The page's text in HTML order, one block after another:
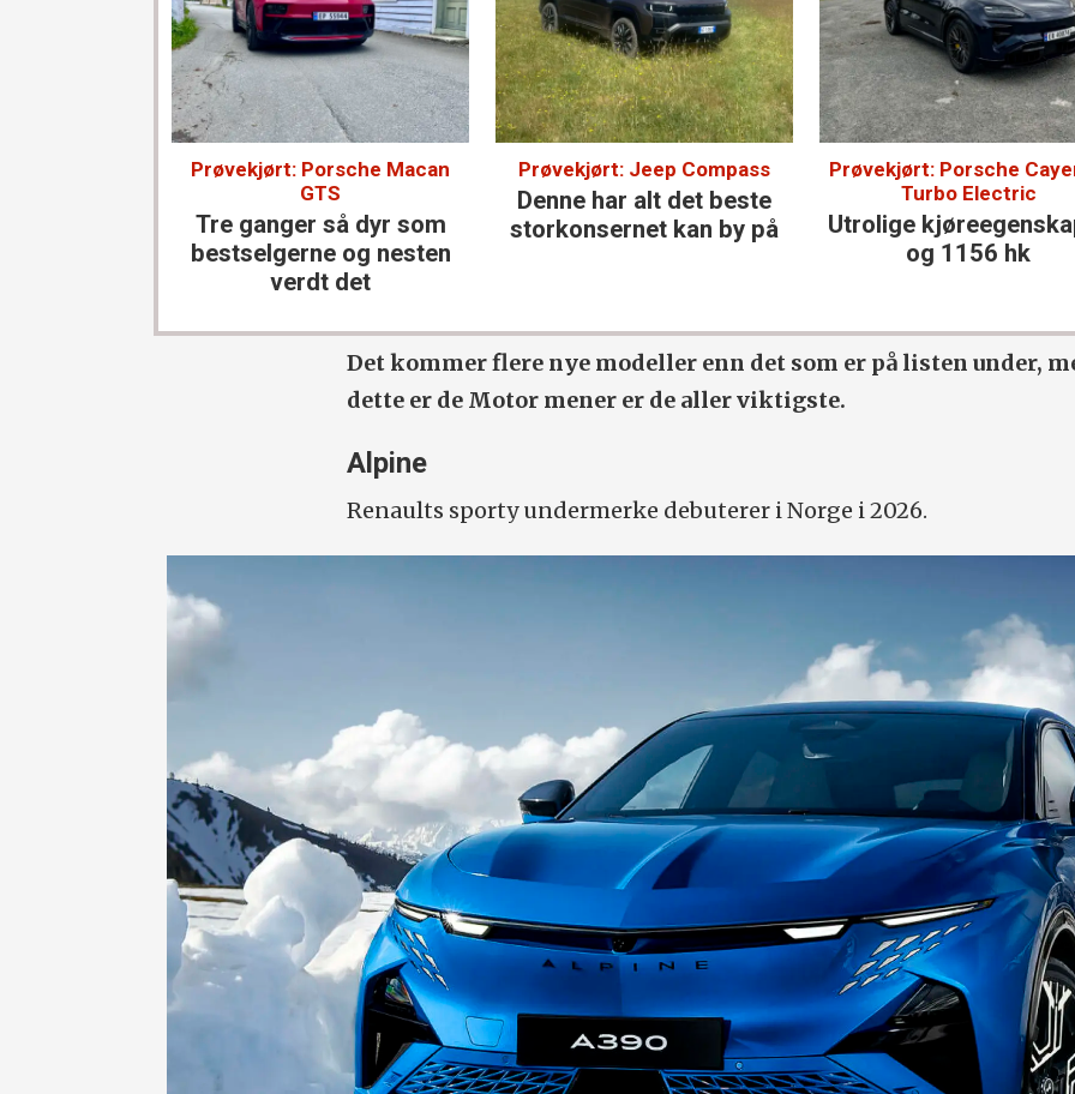
Prøvekjørt: Porsche Macan
GTS
Tre ganger så dyr som
bestselgerne og nesten
verdt det
Prøvekjørt: Jeep Compass
Denne har alt det beste
storkonsernet kan by på
Prøvekjørt: Porsche
Turbo Electric
Utrolige
og 1156 hk
Det kommer flere nye modeller enn det som er på listen under,
dette er de Motor mener er de aller viktigste.
Alpine
Renaults sporty undermerke debuterer i Norge i 2026.